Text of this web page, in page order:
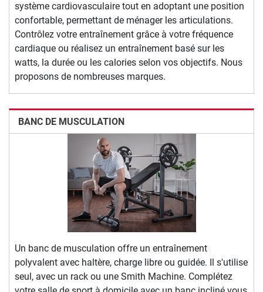
système cardiovasculaire tout en adoptant une position
confortable, permettant de ménager les articulations.
Contrôlez votre entraînement grâce à votre fréquence
cardiaque ou réalisez un entraînement basé sur les
watts, la durée ou les calories selon vos objectifs. Nous
proposons de nombreuses marques.
BANC DE MUSCULATION
Un banc de musculation offre un entraînement
polyvalent avec haltère, charge libre ou guidée. Il s'utilise
seul, avec un rack ou une Smith Machine. Complétez